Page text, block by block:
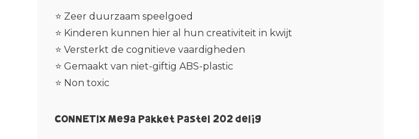
⭐ Zeer duurzaam speelgoed
⭐ Kinderen kunnen hier al hun creativiteit in kwijt
⭐ Versterkt de cognitieve vaardigheden
⭐ Gemaakt van niet-giftig ABS-plastic
⭐ Non toxic
CONNETIX Mega Pakket Pastel 202 delig